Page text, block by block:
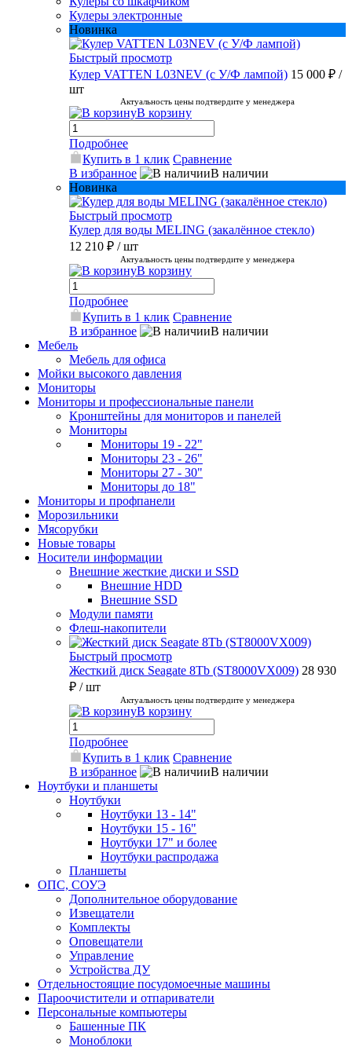
Кулеры электронные
Новинка
Быстрый просмотр
Кулер VATTEN L03NEV (с У/Ф лампой) 15 000 ₽ /
шт
Актуальность цены подтвердите у менеджера
В корзину
Подробнее
Купить в 1 клик Сравнение
В избранное
В наличии
Новинка
Быстрый просмотр
Кулер для воды MELING (закалённое стекло)
12 210 ₽ / шт
Актуальность цены подтвердите у менеджера
В корзину
Подробнее
Купить в 1 клик Сравнение
В избранное
В наличии
Мебель
Мебель для офиса
Мойки высокого давления
Мониторы
Мониторы и профессиональные панели
Кронштейны для мониторов и панелей
Мониторы
Мониторы 19 - 22"
Мониторы 23 - 26"
Мониторы 27 - 30"
Мониторы до 18"
Мониторы и профпанели
Морозильники
Мясорубки
Новые товары
Носители информации
Внешние жесткие диски и SSD
Внешние HDD
Внешние SSD
Модули памяти
Флеш-накопители
Быстрый просмотр
Жесткий диск Seagate 8Tb (ST8000VX009) 28 930
₽ / шт
Актуальность цены подтвердите у менеджера
В корзину
Подробнее
Купить в 1 клик Сравнение
В избранное
В наличии
Ноутбуки и планшеты
Ноутбуки
Ноутбуки 13 - 14"
Ноутбуки 15 - 16"
Ноутбуки 17" и более
Ноутбуки распродажа
Планшеты
ОПС, СОУЭ
Дополнительное оборудование
Извещатели
Комплекты
Оповещатели
Управление
Устройства ДУ
Отдельностоящие посудомоечные машины
Пароочистители и отпариватели
Персональные компьютеры
Башенные ПК
Моноблоки